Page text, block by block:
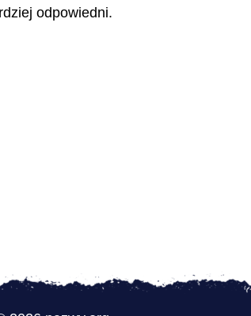
odpowiedni.